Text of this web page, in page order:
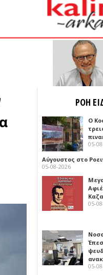
ΡΟΗ
Ο
05-
Αύγουστος στο
05-08-2026
05-
05-